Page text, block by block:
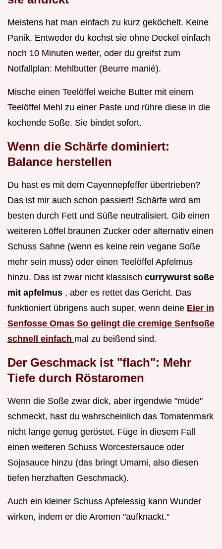
Meistens hat man einfach zu kurz geköchelt. Keine
Panik. Entweder du kochst sie ohne Deckel einfach
noch 10 Minuten weiter, oder du greifst zum
Notfallplan: Mehlbutter (Beurre manié).
Mische einen Teelöffel weiche Butter mit einem
Teelöffel Mehl zu einer Paste und rühre diese in die
kochende Soße. Sie bindet sofort.
Wenn die Schärfe dominiert:
Balance herstellen
Du hast es mit dem Cayennepfeffer übertrieben?
Das ist mir auch schon passiert! Schärfe wird am
besten durch Fett und Süße neutralisiert. Gib einen
weiteren Löffel braunen Zucker oder alternativ einen
Schuss Sahne (wenn es keine rein vegane Soße
mehr sein muss) oder einen Teelöffel Apfelmus
hinzu. Das ist zwar nicht klassisch currywurst soße
mit apfelmus , aber es rettet das Gericht. Das
funktioniert übrigens auch super, wenn deine Eier in
Senfosse Omas So gelingt die cremige Senfsoße
schnell einfach mal zu beißend sind.
Der Geschmack ist "flach": Mehr
Tiefe durch Röstaromen
Wenn die Soße zwar dick, aber irgendwie "müde"
schmeckt, hast du wahrscheinlich das Tomatenmark
nicht lange genug geröstet. Füge in diesem Fall
einen weiteren Schuss Worcestersauce oder
Sojasauce hinzu (das bringt Umami, also diesen
tiefen herzhaften Geschmack).
Auch ein kleiner Schuss Apfelessig kann Wunder
wirken, indem er die Aromen "aufknackt."